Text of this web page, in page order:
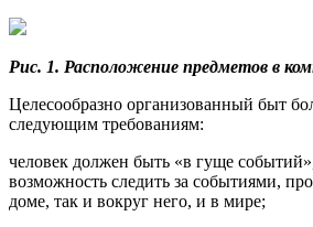
Рис. 1. Расположение предметов в
Целесообразно организованный быт
следующим требованиям:
человек должен быть «в гуще
возможность следить за событиями,
доме, так и вокруг него, и в мире;